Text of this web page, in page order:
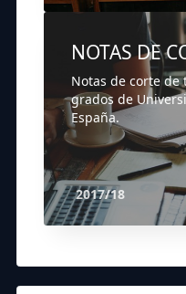
NOTAS DE
Notas de corte de
grados de
España.
2017/18